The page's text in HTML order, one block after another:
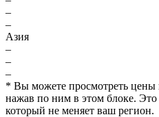
–
–
Азия
–
–
–
* Вы можете просмотреть цены
нажав по ним в этом блоке. Это
который не меняет ваш регион.